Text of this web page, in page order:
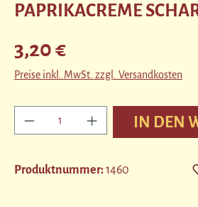
PAPRIKACREME
3,20 €
Preise inkl. MwSt. zzgl. Versandkosten
Produkt Anzahl: Gib den
IN DEN
Produktnummer:1460